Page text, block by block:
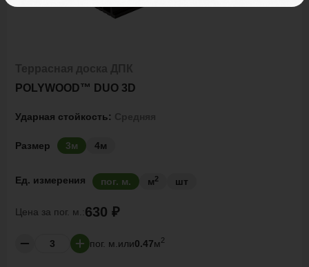
POLYWOOD™ DUO 3D
Ударная стойкость:
Размер 3м 4м
Ед. измерения пог. м. м2 шт
Цена за пог. м.:630 ₽
пог. м. или0.47м2